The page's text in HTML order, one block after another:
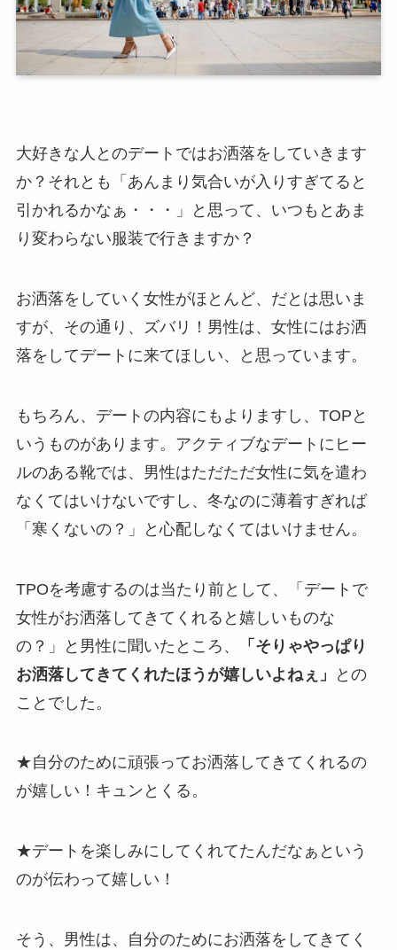
大好きな人とのデートではお洒落をしていきます
か？それとも「あんまり気合いが入りすぎてると
引かれるかなぁ・・・」と思って、いつもとあま
り変わらない服装で行きますか？
お洒落をしていく女性がほとんど、だとは思いま
すが、その通り、ズバリ！男性は、女性にはお洒
落をしてデートに来てほしい、と思っています。
もちろん、デートの内容にもよりますし、TOPと
いうものがあります。アクティブなデートにヒー
ルのある靴では、男性はただただ女性に気を遣わ
なくてはいけないですし、冬なのに薄着すぎれば
「寒くないの？」と心配しなくてはいけません。
TPOを考慮するのは当たり前として、「デートで
女性がお洒落してきてくれると嬉しいものな
の？」と男性に聞いたところ、
「そりゃやっぱり
お洒落してきてくれたほうが嬉しいよねぇ」
との
ことでした。
★自分のために頑張ってお洒落してきてくれるの
が嬉しい！キュンとくる。
★デートを楽しみにしてくれてたんだなぁという
のが伝わって嬉しい！
そう、男性は、自分のためにお洒落をしてきてく